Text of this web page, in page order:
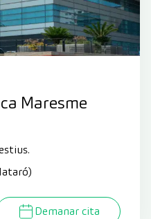
Maresme
Demanar cita